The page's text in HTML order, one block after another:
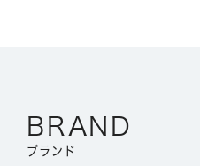
BRAND
ブランド